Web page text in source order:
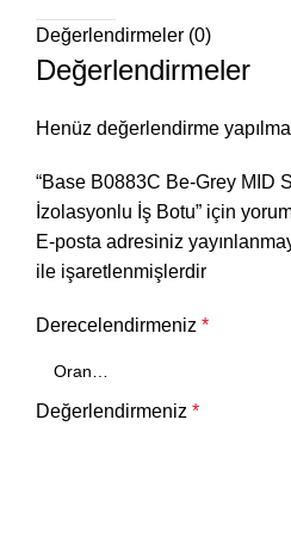
Değerlendirmeler (0)
Değerlendirmeler
Henüz değerlendirme
“Base B0883C Be-Grey MID
İzolasyonlu İş Botu” için
E-posta adresiniz
ile işaretlenmişlerdir
Derecelendirmeniz *
Değerlendirmeniz *